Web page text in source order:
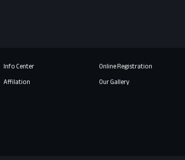
Info Center
Online Registration
Affilation
Our Gallery